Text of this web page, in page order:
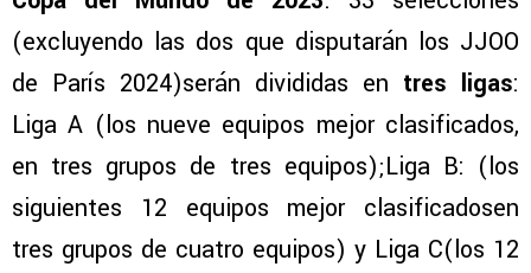
(excluyendo las dos que disputarán los JJOO
de París 2024)serán divididas en tres ligas:
Liga A (los nueve equipos mejor clasificados,
en tres grupos de tres equipos);Liga B: (los
siguientes 12 equipos mejor clasificadosen
tres grupos de cuatro equipos) y Liga C(los 12